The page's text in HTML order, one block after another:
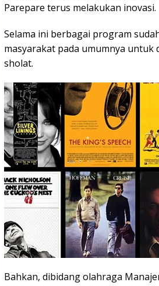
Parepare terus melakukan inovasi.
Selama ini berbagai program
masyarakat pada umumnya untuk
sholat.
Bahkan, dibidang olahraga